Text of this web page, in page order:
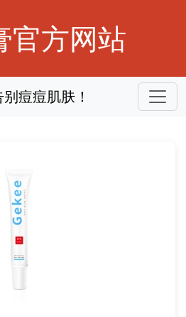
官方网站
痘痘肌肤！